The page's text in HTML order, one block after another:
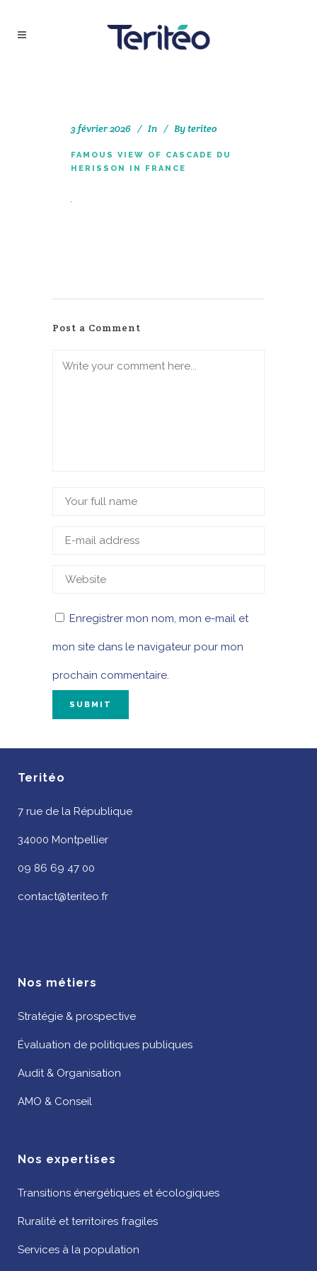
3 février 2026 In Byteriteo
FAMOUS VIEW OF CASCADE DU
HERISSON IN FRANCE
Post a Comment
Enregistrer mon nom, mon e-mail et
mon site dans le navigateur pour mon
prochain commentaire.
Teritéo
7 rue de la République
34000 Montpellier
09 86 69 47 00
contact@teriteo.fr
Nos métiers
Stratégie & prospective
Évaluation de politiques publiques
Audit & Organisation
AMO & Conseil
Nos expertises
Transitions énergétiques et écologiques
Ruralité et territoires fragiles
Services à la population